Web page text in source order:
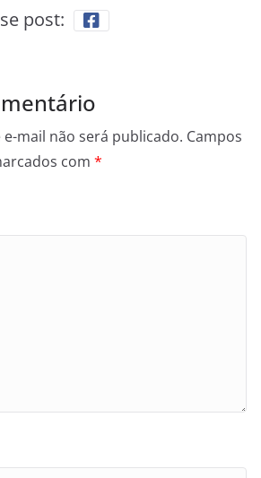
post:
mail não será publicado. Campos
com *